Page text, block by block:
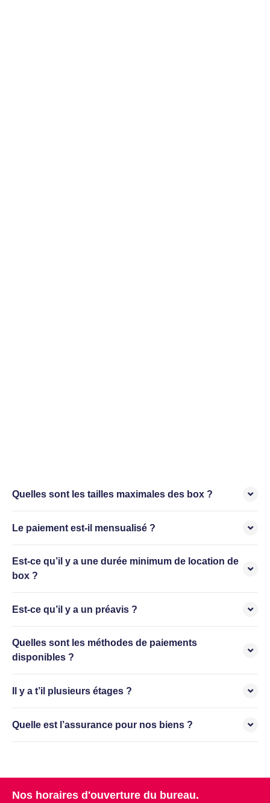
Quelles sont les tailles maximales des box ?
Le paiement est-il mensualisé ?
Est-ce qu’il y a une durée minimum de location de
box ?
Est-ce qu’il y a un préavis ?
Quelles sont les méthodes de paiements
disponibles ?
Il y a t’il plusieurs étages ?
Quelle est l’assurance pour nos biens ?
Nos horaires d'ouverture du bureau.